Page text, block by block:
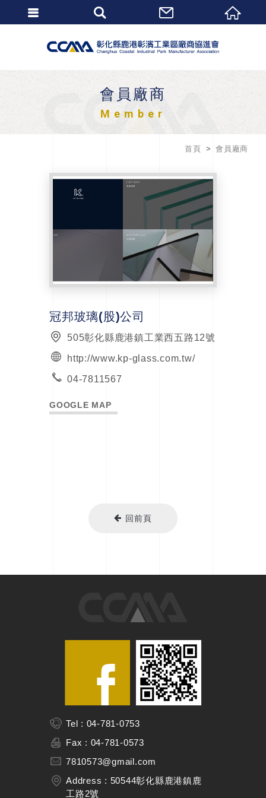
會員廠商
Member
首頁 會員廠商
冠邦玻璃(股)公司
505彰化縣鹿港鎮工業西五路12號
http://www.kp-glass.com.tw/
04-7811567
GOOGLE MAP
回前頁
Tel : 04-781-0753
Fax : 04-781-0573
7810573@gmail.com
Address : 50544彰化縣鹿港鎮鹿
工路2號